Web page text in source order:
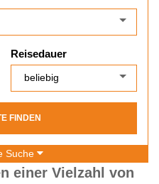
Reisedauer
FINDEN
Suche
einer Vielzahl von